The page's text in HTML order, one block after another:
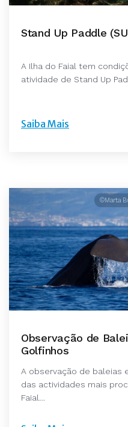
Stand Up Paddle
A Ilha do Faial tem
atividade de Stand Up
Saiba Mais
©Marta
Observação de
Golfinhos
A observação de baleias
das actividades mais
Faial…